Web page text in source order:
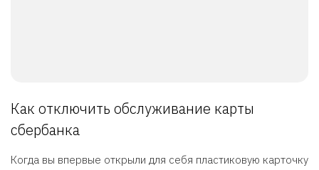
Как отключить обслуживание карты
сбербанка
Когда вы впервые открыли для себя пластиковую карточку